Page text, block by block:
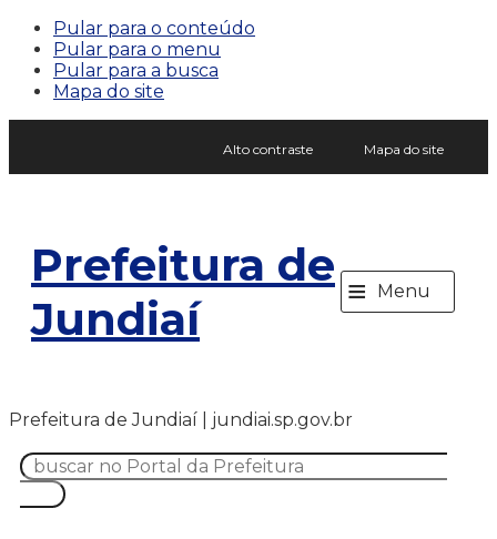
Pular para o conteúdo
Pular para o menu
Pular para a busca
Mapa do site
Alto contraste Mapa do site
Prefeitura de
Jundiaí
≡ Menu
Prefeitura de Jundiaí | jundiai.sp.gov.br